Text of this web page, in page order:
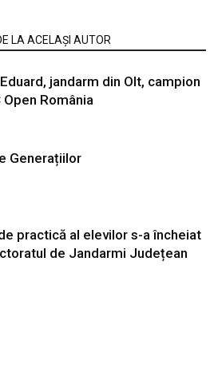
LA ACELAȘI AUTOR
jandarm din Olt, campion
Open România
Generațiilor
practică al elevilor s-a încheiat
de Jandarmi Județean